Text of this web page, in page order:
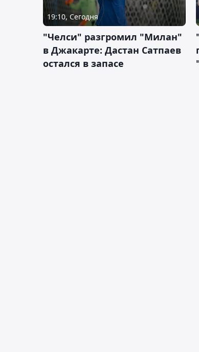
19:10, Сегодня
"Челси" разгромил "Милан"
в Джакарте: Дастан Сатпаев
остался в запасе